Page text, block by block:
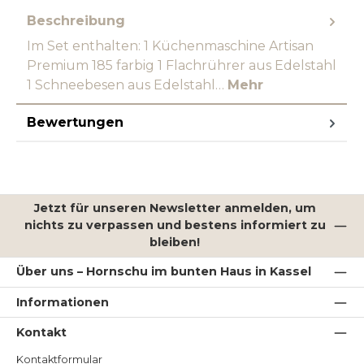
Beschreibung
Im Set enthalten: 1 Küchenmaschine Artisan
Premium 185 farbig 1 Flachrührer aus Edelstahl
1 Schneebesen aus Edelstahl… Mehr
Bewertungen
Jetzt für unseren Newsletter anmelden, um
nichts zu verpassen und bestens informiert zu
bleiben!
Über uns – Hornschu im bunten Haus in Kassel
Informationen
Kontakt
Kontaktformular